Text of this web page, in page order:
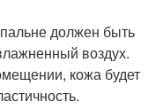
должен быть
воздух.
кожа будет